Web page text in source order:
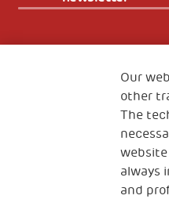
TheOur
other
The
always
and